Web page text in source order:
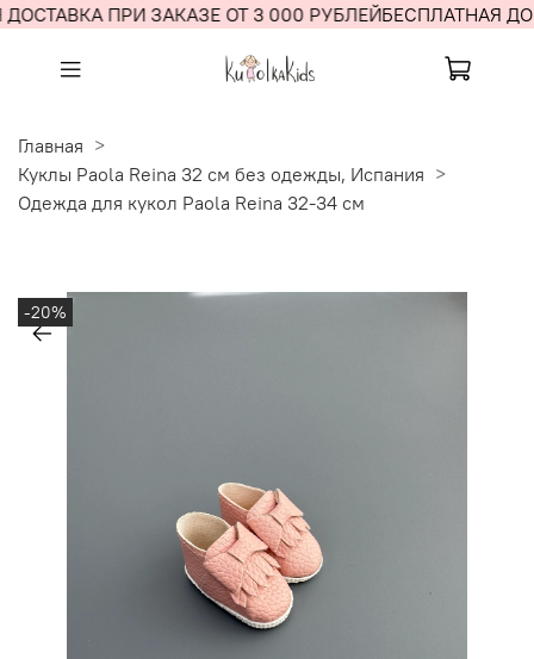
ПРИ ЗАКАЗЕ ОТ 3 000 РУБЛЕЙБЕСПЛАТНАЯ
Главная
Куклы Paola Reina 32 см без одежды, Испания
Одежда для кукол Paola Reina 32-34 см
-20%